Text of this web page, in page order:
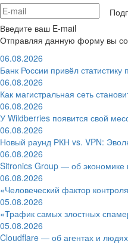
Введите ваш E-mail
Отправляя данную форму вы
06.08.2026
Банк России привёл
06.08.2026
Как магистральная сеть
06.08.2026
У Wildberries появится свой
06.08.2026
Новый раунд РКН vs. VPN:
06.08.2026
Sitronics Group — об экономике
06.08.2026
«Человеческий фактор
05.08.2026
«Трафик самых злостных
05.08.2026
Cloudflare — об агентах и людях